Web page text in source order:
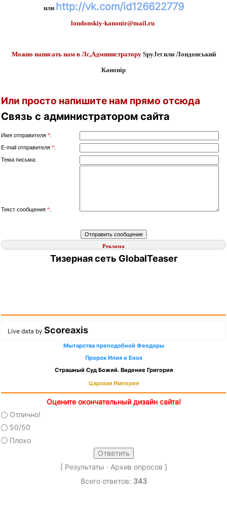
или http://vk.com/id126622779
londonskiy-kanonir@mail.ru
Можно написать нам в Лс,АдминистраторуSpyJet или Лондонський
Канонір
Или просто напишите нам прямо отсюда
Связь с администратором сайта
Имя отправителя *:
E-mail отправителя *:
Тема письма:
Текст сообщения *:
Реклама
Тизерная сеть GlobalTeaser
Live data by Scoreaxis
Мытарства преподобной Феодоры
Пророк Илия и Енох
Страшный Суд Божий. Видение Григория
Царская Империя
Оцените окончательный дизайн сайта!
Отлично!
50/50
Плохо
[ Результаты · Архив опросов ]
Всего ответов: 343